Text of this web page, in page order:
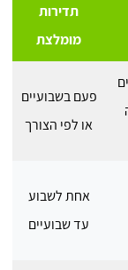
תדירות
מומלצת
פעם בשבועיים
או לפי הצורך
אחת לשבוע
עד שבועיים